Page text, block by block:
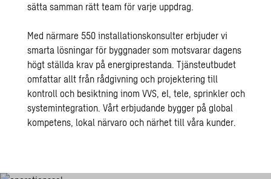
sätta samman rättteam för varje uppdrag.
Med närmare 550 installationskonsulter erbjuder vi
smarta lösningar för byggnader som motsvarar dagens
högt ställda krav på energiprestanda. Tjänsteutbudet
omfattar allt från rådgivning och projektering till
kontroll och besiktning inom VVS, el, tele, sprinkler och
systemintegration. Vårt erbjudande bygger på global
kompetens, lokal närvaro och närhet till våra kunder.